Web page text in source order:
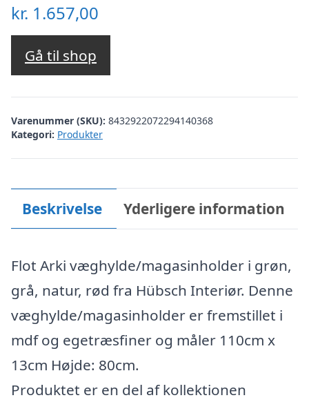
kr. 1.657,00
Gå til shop
Varenummer (SKU): 8432922072294140368
Kategori: Produkter
Beskrivelse Yderligere information
Flot Arki væghylde/magasinholder i grøn,
grå, natur, rød fra Hübsch Interiør. Denne
væghylde/magasinholder er fremstillet i
mdf og egetræsfiner og måler 110cm x
13cm Højde: 80cm.
Produktet er en del af kollektionen